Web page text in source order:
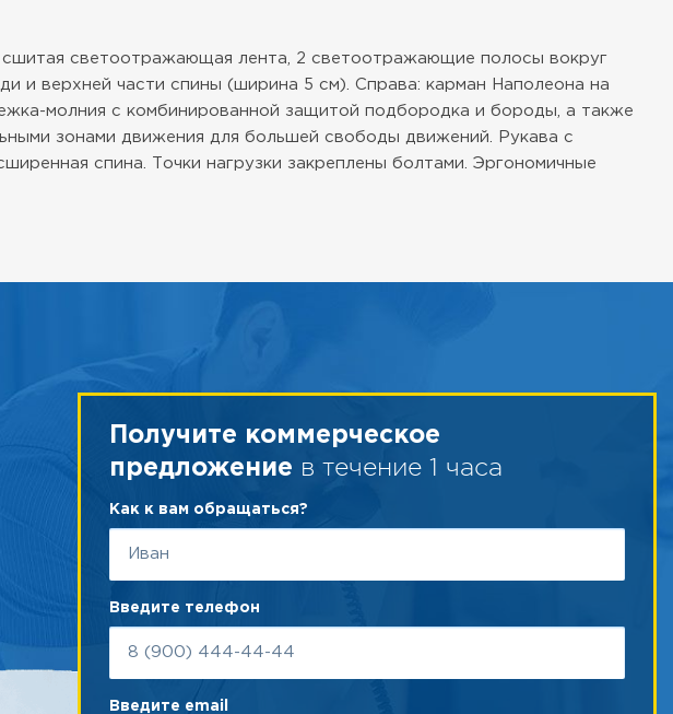
светоотражающая лента, 2 светоотражающие полосы вокруг
и верхней части спины (ширина 5 см). Справа: карман Наполеона на
молния с комбинированной защитой подбородка и бороды, а также
зонами движения для большей свободы движений. Рукава с
спина. Точки нагрузки закреплены болтами. Эргономичные
Получите коммерческое
предложение в течение 1 часа
Как к вам обращаться?
Введите телефон
Введите email